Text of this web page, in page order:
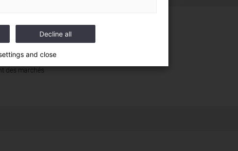
morale et
a pour
investie
des
des marchés
Decline all
and close